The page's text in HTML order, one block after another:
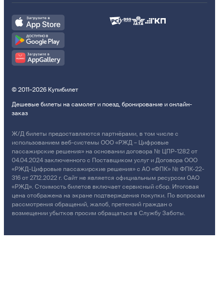
© 2011–2026 Купибилет
Дешевые билеты на самолет и поезд, бронирование и онлайн-
заказ
Ж/Д билеты предоставляются партнёрами, в том числе с
использованием веб-системы ООО «РЖД – Цифровые
пассажирские решения» на основании договора № ЦПР-1282 от
04.04.2024 заключенного с Поставщиком услуг и Договора ООО
«РЖД-Цифровые пассажирские решения» с АО «ФПК» № ФПК-22-
316 от 27.12.2022 г. Сайт не является официальным ресурсом ОАО
«РЖД». Стоимость билетов включает сервисный сбор. Итоговая
цена отображена на экране подтверждения покупки. По вопросам
рассмотрения обращений, жалоб, претензий граждан о
возмещении убытков просим обращаться в Службу Заботы.